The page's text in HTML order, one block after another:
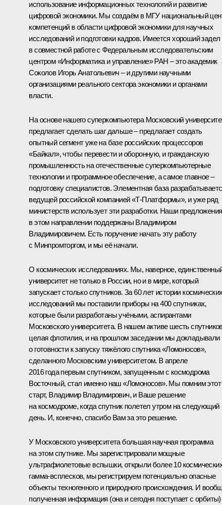
использование информационных технологий и развитие
цифровой экономики. Мы создаём в МГУ национальный
компетенций в области цифровой экономики для научных
исследований и подготовки кадров. Имеется хороший задел
в совместной работе с Федеральным исследовательским
центром «Информатика и управление» РАН – это академик
Соколов Игорь Анатольевич – и другими научными
организациями реального сектора экономики и органами
власти.
На основе нашего суперкомпьютера Московский
предлагает сделать шаг дальше – предлагает создать
опытный сегмент уже на базе российских процессоров
«Байкал», чтобы перевести и оборонную, и гражданскую
промышленность на отечественные суперкомпьютерные
технологии и программное обеспечение, а самое главное –
подготовку специалистов. Элементная база
ведущей российской компанией «Т-Платформы», и уже ряд
министерств использует эти разработки. Наши предложения
в этом направлении поддержаны Владимиром
Владимировичем. Есть поручение начать эту работу
с Минпромторгом, и мы её начали.
О космических исследованиях. Мы, наверное,
университет не только в России, но и в мире, который
запускает столько спутников. За 60 лет истории
исследований мы поставили приборы на 400 спутниках,
которые были разработаны учёными, аспирантами
Московского университета. В нашем активе шесть
целая флотилия, и на прошлом заседании мы докладывали
о готовности к запуску тяжёлого спутника «Ломоносов»,
сделанного Московским университетом. В апреле
2016 года первым спутником, запущенным с космодрома
Восточный, стал именно наш «Ломоносов». Мы помним этот
старт, Владимир Владимирович, и Ваше решение
на космодроме, когда спутник полетел утром на следующий
день. И, конечно, спасибо Вам за это решение.
У Московского университета большая научная программа
на этом спутнике. Мы зарегистрировали мощные
ультрафиолетовые вспышки, открыли более 10
гамма-всплесков, мы регистрируем потенциально опасные
объекты техногенного и природного происхождения. И
полученная информация (она и сегодня поступает с орбиты)